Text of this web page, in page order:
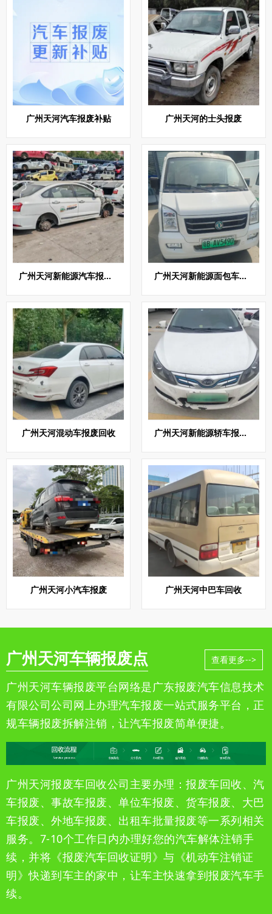
广州天河汽车报废补贴 广州天河的士头报废
广州天河新能源汽车报废回收 广州天河新能源面包车报废回收
广州天河混动车报废回收 广州天河新能源轿车报废回收
广州天河小汽车报废 广州天河中巴车回收
广州天河车辆报废点 查看更多-->
广州天河车辆报废平台网络是广东报废汽车信息技术
有限公司公司网上办理汽车报废一站式服务平台，正
规车辆报废拆解注销，让汽车报废简单便捷。
广州天河报废车回收公司主要办理：报废车回收、汽
车报废、事故车报废、单位车报废、货车报废、大巴
车报废、外地车报废、出租车批量报废等一系列相关
服务。7-10个工作日内办理好您的汽车解体注销手
续，并将《报废汽车回收证明》与《机动车注销证
明》快递到车主的家中，让车主快速拿到报废汽车手
续。